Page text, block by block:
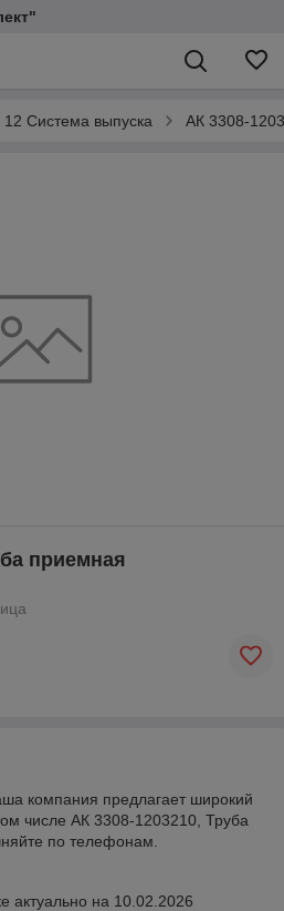
12 Система выпуска АК 3308-
приемная
компания предлагает широкий
числе АК 3308-1203210, Труба
по телефонам.
актуально на 10.02.2026